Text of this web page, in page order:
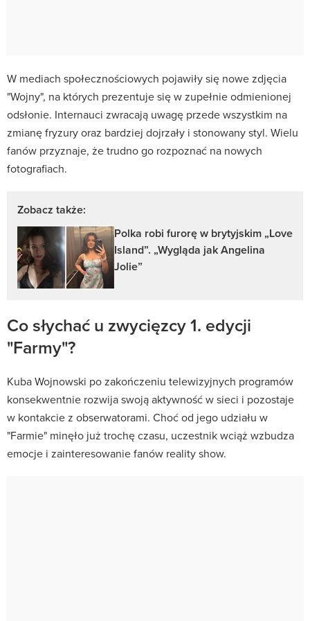
W mediach społecznościowych pojawiły się nowe zdjęcia
"Wojny", na których prezentuje się w zupełnie odmienionej
odsłonie. Internauci zwracają uwagę przede wszystkim na
zmianę fryzury oraz bardziej dojrzały i stonowany styl. Wielu
fanów przyznaje, że trudno go rozpoznać na nowych
fotografiach.
Zobacz także:
Polka robi furorę w brytyjskim „Love
Island”. „Wygląda jak Angelina
Jolie”
Co słychać u zwycięzcy 1. edycji
"Farmy"?
Kuba Wojnowski po zakończeniu telewizyjnych programów
konsekwentnie rozwija swoją aktywność w sieci i pozostaje
w kontakcie z obserwatorami. Choć od jego udziału w
"Farmie" minęło już trochę czasu, uczestnik wciąż wzbudza
emocje i zainteresowanie fanów reality show.